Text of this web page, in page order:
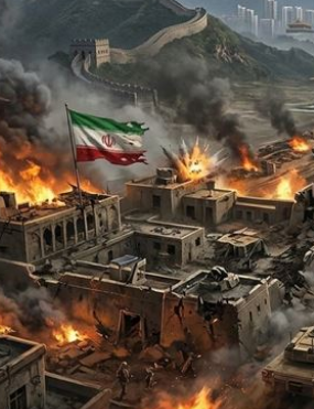
20:31
15:27
直播 18:00
頂奢大道」逐漸成形 12:00
千萬頭獎超「爸」氣 12:00
職涯論壇9/12登場！ 10:30
7s掀足球熱潮 10:00
追星吃美食！ 18:15